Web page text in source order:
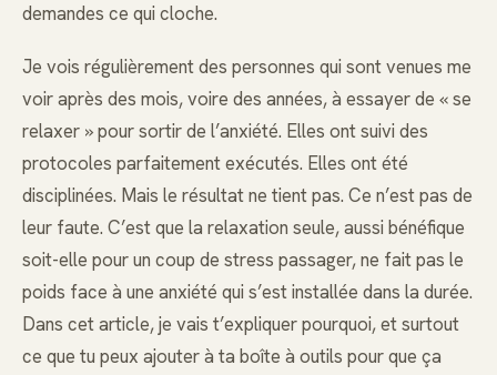
demandes ce qui cloche.
Je vois régulièrement des personnes qui sont venues me
voir après des mois, voire des années, à essayer de « se
relaxer » pour sortir de l’anxiété. Elles ont suivi des
protocoles parfaitement exécutés. Elles ont été
disciplinées. Mais le résultat ne tient pas. Ce n’est pas de
leur faute. C’est que la relaxation seule, aussi bénéfique
soit-elle pour un coup de stress passager, ne fait pas le
poids face à une anxiété qui s’est installée dans la durée.
Dans cet article, je vais t’expliquer pourquoi, et surtout
ce que tu peux ajouter à ta boîte à outils pour que ça